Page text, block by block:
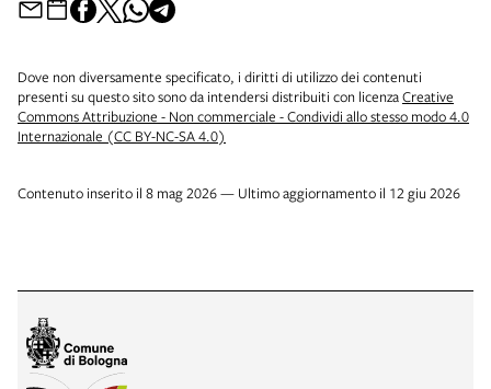
Dove non diversamente specificato, i diritti di utilizzo dei contenuti
presenti su questo sito sono da intendersi distribuiti con licenzaCreative
Commons Attribuzione - Non commerciale - Condividi allo stesso modo 4.0
Internazionale (CC BY-NC-SA 4.0)
Contenuto inserito il 8 mag 2026 — Ultimo aggiornamento il 12 giu 2026